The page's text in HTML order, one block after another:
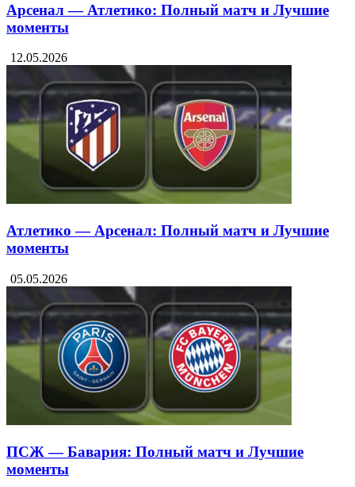
Арсенал — Атлетико: Полный матч и Лучшие
моменты
12.05.2026
Атлетико — Арсенал: Полный матч и Лучшие
моменты
05.05.2026
ПСЖ — Бавария: Полный матч и Лучшие
моменты